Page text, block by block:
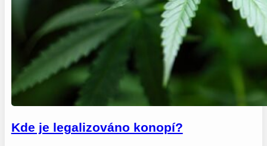
Kde je legalizováno konopí?